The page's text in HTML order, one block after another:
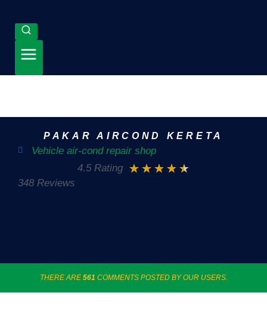
PAKAR AIRCOND KERETA
Vehicle air-cond repair shop
4.5 Rating ★ ★ ★ ★ ★
348 Reviews
THERE ARE 561 COMMENTS POSTED BY OUR USERS.